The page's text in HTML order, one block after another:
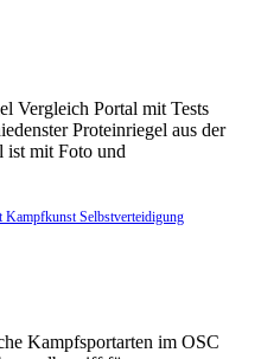
Vergleich Portal mit Tests
Proteinriegel aus der
ist mit Foto und
Selbstverteidigung
Kampfsportarten im OSC